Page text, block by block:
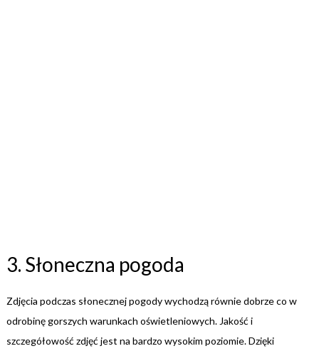
3. Słoneczna pogoda
Zdjęcia podczas słonecznej pogody wychodzą równie dobrze co w
odrobinę gorszych warunkach oświetleniowych. Jakość i
szczegółowość zdjęć jest na bardzo wysokim poziomie. Dzięki